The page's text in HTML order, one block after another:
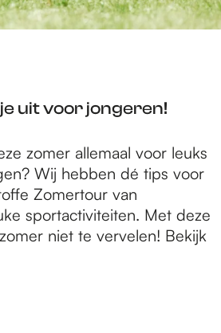
uit voor jongeren!
zomer allemaal voor leuks
Wij hebben dé tips voor
Zomertour van
sportactiviteiten. Met deze
niet te vervelen! Bekijk